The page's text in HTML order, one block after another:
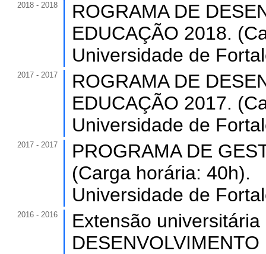
2018 - 2018
ROGRAMA DE
EDUCAÇÃO 2018.
Universidade de
2017 - 2017
ROGRAMA DE
EDUCAÇÃO 2017.
Universidade de
2017 - 2017
PROGRAMA DE
(Carga horária: 40h).
Universidade de
2016 - 2016
Extensão